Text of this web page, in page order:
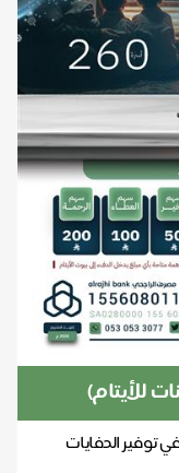
للأيتام)
توفير الدفايات